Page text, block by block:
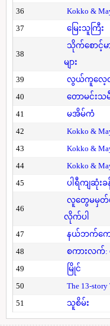
36
Kokko &
37
မြေးသူကြီး
38
သိုက်စောင့်မ
များ
39 လွယ်ကူလေ့လ
40
တောမင်းသ
41
မအိမ်ကံ
42
Kokko &
43
Kokko &
44
Kokko &
45
ပါရီကျဆုံးခ
46
လူတွေမမှတ်
လိုက်ပါ
47 နယ်ဘက်ကျေ
48
စကားလက်:
49
မြိုင်
50
The 13-story
51
သူစိမ်း